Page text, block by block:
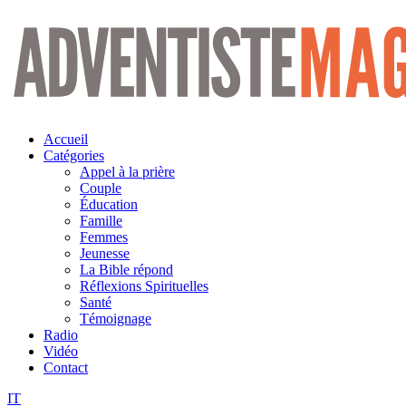
Aller
contenu
Accueil
Catégories
Appel à la prière
Couple
Éducation
Famille
Femmes
Jeunesse
La Bible répond
Réflexions Spirituelles
Santé
Témoignage
Radio
Vidéo
Contact
IT